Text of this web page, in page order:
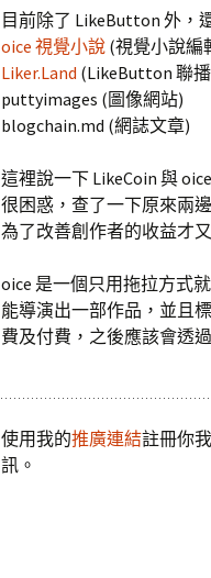
目前除了 LikeButton 外，
oice 視覺小說 (視覺小說編
Liker.Land (LikeButton 聯
puttyimages (圖像網站)
blogchain.md (網誌文章)
這裡說一下 LikeCoin 與
很困惑，查了一下原來兩
為了改善創作者的收益才又
oice 是一個只用拖拉方式
能導演出一部作品，並且
費及付費，之後應該會透
使用我的推廣連結註冊你
訊。